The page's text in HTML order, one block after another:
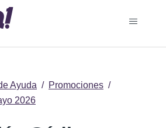
Ayuda
Promociones
2026